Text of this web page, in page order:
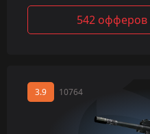
542 офферов
3.9 10764